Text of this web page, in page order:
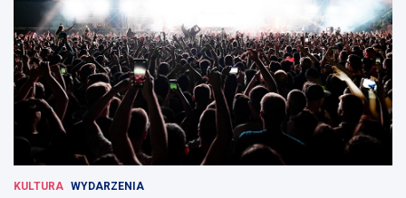
KULTURA WYDARZENIA